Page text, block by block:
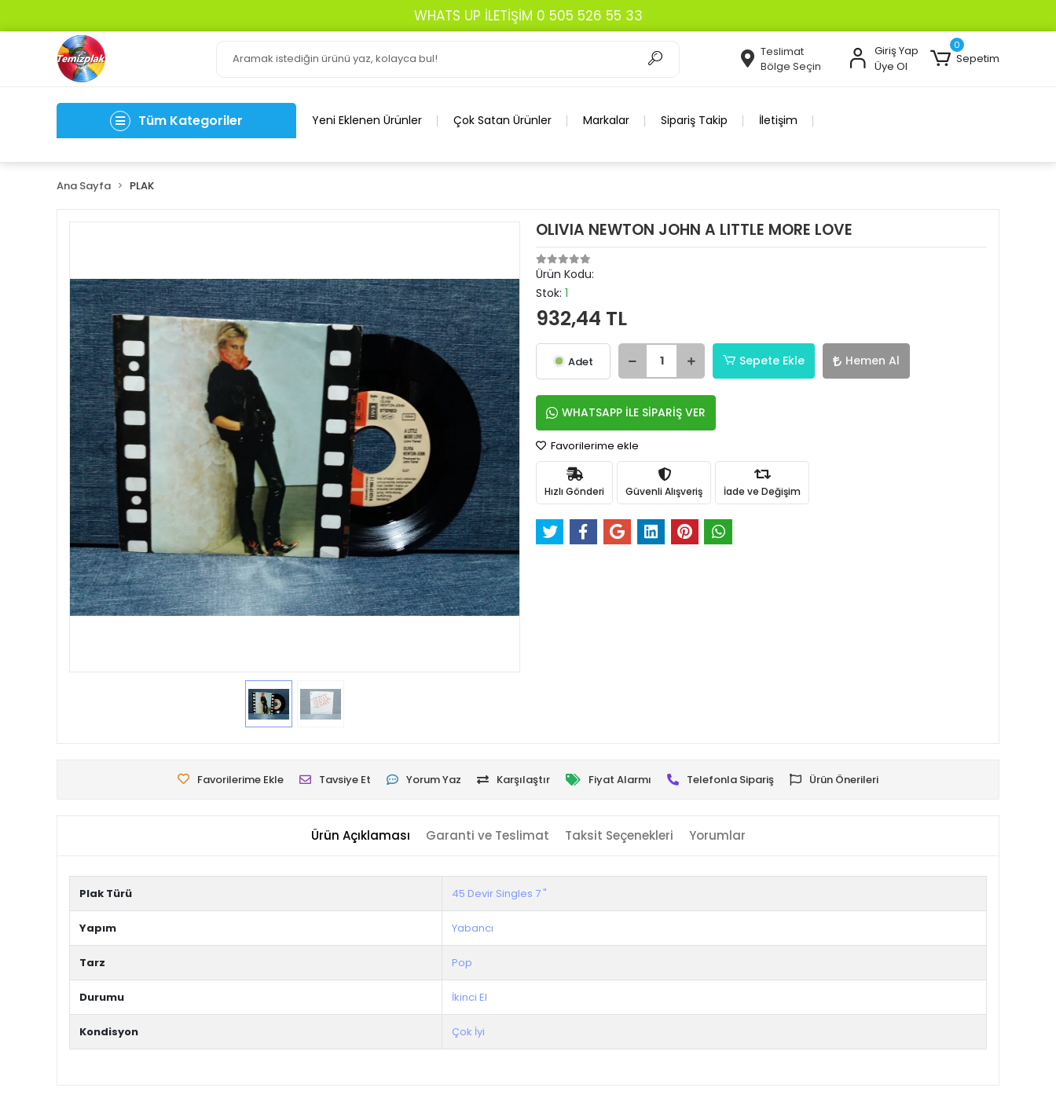
WHATS UP İLETİŞİM 0 505 526 55 33
Teslimat
Bölge Seçin
Giriş Yap
Üye Ol
0
Sepetim
Tüm Kategoriler Yeni Eklenen Ürünler Çok Satan Ürünler Markalar Sipariş Takip İletişim
Ana Sayfa PLAK
OLIVIA NEWTON JOHN A LITTLE MORE LOVE
Ürün Kodu:
Stok: 1
932,44 TL
Adet Sepete Ekle Hemen Al
WHATSAPP İLE SİPARİŞ VER
Favorilerime ekle
Hızlı Gönderi Güvenli Alışveriş İade ve Değişim
Favorilerime Ekle Tavsiye Et Yorum Yaz Karşılaştır Fiyat Alarmı Telefonla Sipariş Ürün Önerileri
Ürün Açıklaması Garanti ve Teslimat Taksit Seçenekleri Yorumlar
Plak Türü 45 Devir Singles 7 "
Yapım Yabancı
Tarz Pop
Durumu İkinci El
Kondisyon Çok İyi